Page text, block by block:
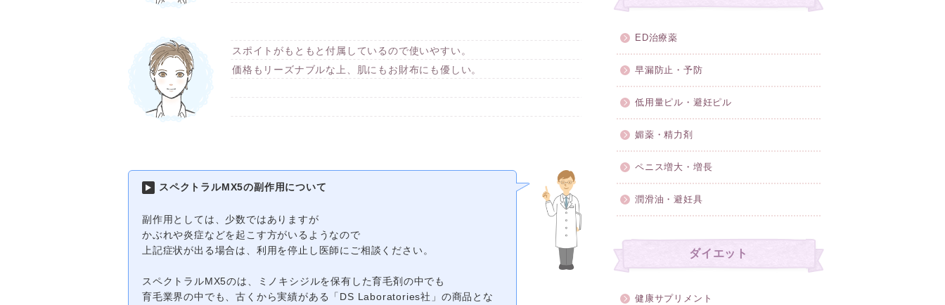
スポイトがもともと付属しているので使いやすい。
価格もリーズナブルな上、肌にもお財布にも優しい。
スペクトラルMX5の副作用について
副作用としては、少数ではありますが
かぶれや炎症などを起こす方がいるようなので
上記症状が出る場合は、利用を停止し医師にご相談ください。
スペクトラルMX5のは、ミノキシジルを保有した育毛剤の中でも
育毛業界の中でも、古くから実績がある「DS Laboratories社」の商品とな
ED治療薬
早漏防止・予防
低用量ピル・避妊ピル
媚薬・精力剤
ペニス増大・増長
潤滑油・避妊具
ダイエット
健康サプリメント